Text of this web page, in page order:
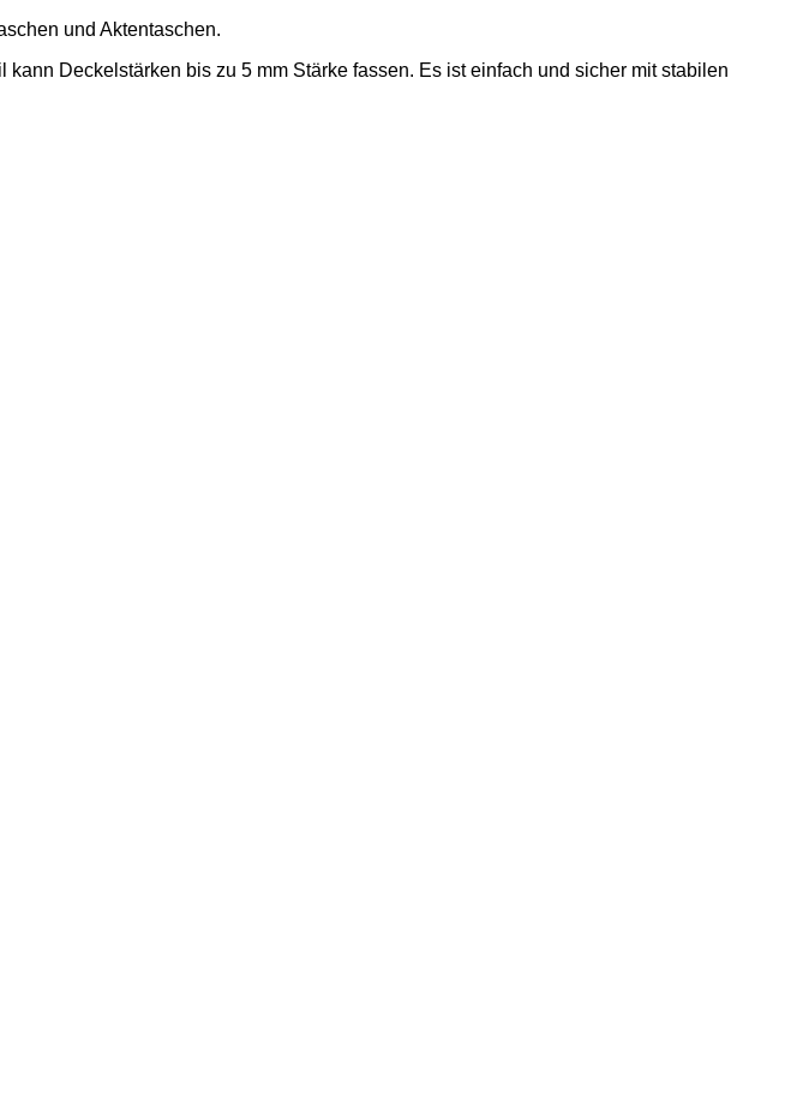
und Aktentaschen.
Deckelstärken bis zu 5 mm Stärke fassen. Es ist einfach und sicher mit stabilen